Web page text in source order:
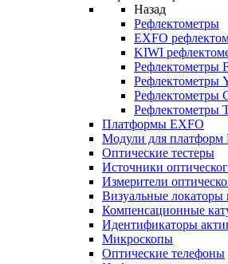
Назад
Рефлектометры
EXFO
KIWI
Рефлектометры
Рефлектометры
Рефлектометры
Платформы EXFO
Модули для платформ
Оптические тестеры
Источники
Измерители
Визуальные локаторы
Компенсационные
Идентификаторы
Микроскопы
Оптические телефоны